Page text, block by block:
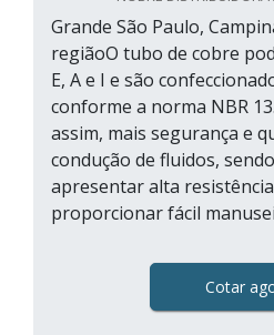
Grande São Paulo,
regiãoO tubo de cobre
E, A e I e são
conforme a norma NBR
assim, mais segurança e
condução de fluidos,
apresentar alta
proporcionar fácil
Cotar